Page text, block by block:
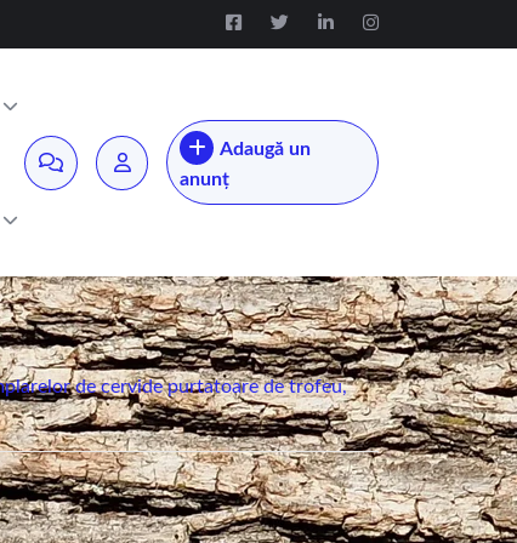
Adaugă un
anunț
de cervide purtatoare de trofeu,